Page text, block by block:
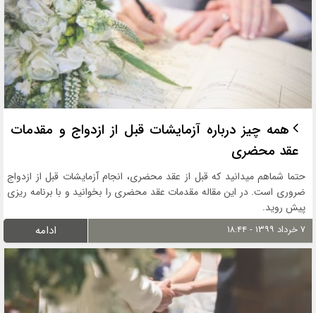
همه چیز درباره آزمایشات قبل از ازدواج و مقدمات
عقد محضری
حتما شماهم میدانید که قبل از عقد محضری، انجام آزمایشات قبل از ازدواج
ضروری است. در این مقاله مقدمات عقد محضری را بخوانید و با برنامه ریزی
پیش روید.
۷ خرداد ۱۳۹۹ - ۱۸:۴۴ ادامه